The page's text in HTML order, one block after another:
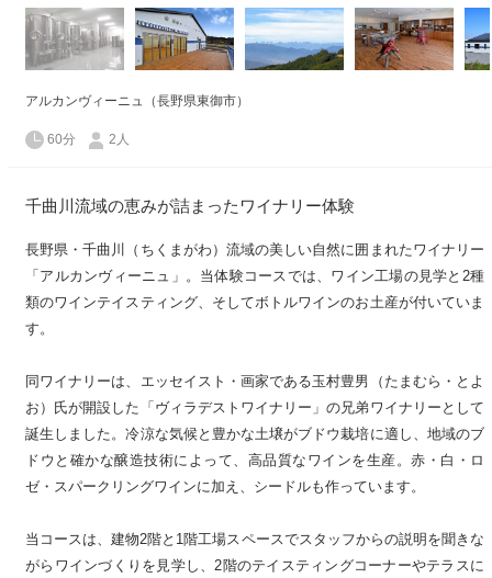
アルカンヴィーニュ（長野県東御市）
60分 2人
千曲川流域の恵みが詰まったワイナリー体験
長野県・千曲川（ちくまがわ）流域の美しい自然に囲まれたワイナリー
「アルカンヴィーニュ」。当体験コースでは、ワイン工場の見学と2種
類のワインテイスティング、そしてボトルワインのお土産が付いていま
す。
同ワイナリーは、エッセイスト・画家である玉村豊男（たまむら・とよ
お）氏が開設した「ヴィラデストワイナリー」の兄弟ワイナリーとして
誕生しました。冷涼な気候と豊かな土壌がブドウ栽培に適し、地域のブ
ドウと確かな醸造技術によって、高品質なワインを生産。赤・白・ロ
ゼ・スパークリングワインに加え、シードルも作っています。
当コースは、建物2階と1階工場スペースでスタッフからの説明を聞きな
がらワインづくりを見学し、2階のテイスティングコーナーやテラスに